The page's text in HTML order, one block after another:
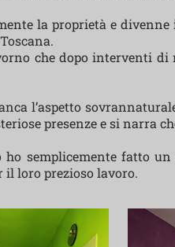
la proprietà e
che dopo interventi
l’aspetto
presenze e si narra
semplicemente fatto
il loro prezioso lavoro.